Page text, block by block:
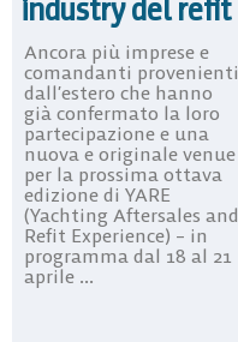
industry del refit
Ancora più imprese e
comandanti provenienti
dall’estero che hanno
già confermato la loro
partecipazione e una
nuova e originale venue
per la prossima ottava
edizione di YARE
(Yachting Aftersales and
Refit Experience) – in
programma dal 18 al 21
aprile ...